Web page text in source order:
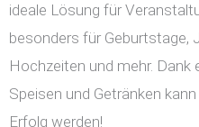
ideale Lösung für
besonders für Geburtstage,
Hochzeiten und mehr. Dank
Speisen und Getränken
Erfolg werden!